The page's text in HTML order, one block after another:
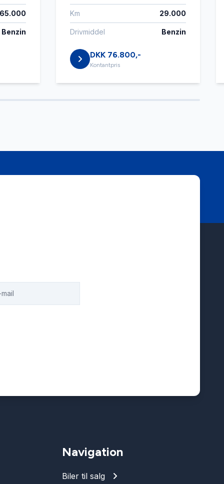
65.000
Benzin
Km 29.000
Drivmiddel Benzin
DKK 76.800,-
Kontantpris
Navigation
Biler til salg